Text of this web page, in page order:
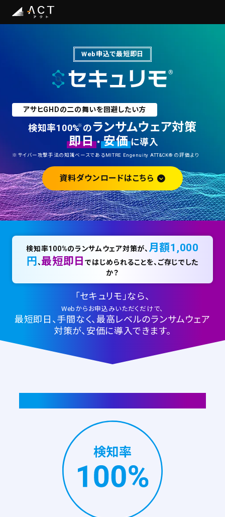
Web申込で最短即日
アサヒGHDの二の舞いを回避したい方
検知率100%※ のランサムウェア対策
即日 ・ 安価 に導入
※サイバー攻撃手法の知識ベースであるMITRE Engenuity ATT&CK® の評価より
資料ダウンロードはこちら
検知率100%のランサムウェア対策が、 月額1,000
円 、最短即日ではじめられることを、ご存じでした
か？
「セキュリモ」なら、
Webからお申込みいただくだけで、
最短即日、手間なく、最高レベルのランサムウェア
対策が、安価に導入できます。